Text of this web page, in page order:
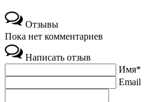
Отзывы
Пока нет комментариев
Написать отзыв
Имя*
Email